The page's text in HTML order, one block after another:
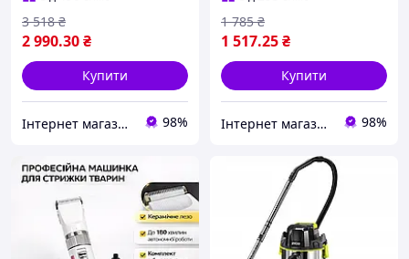
2 990.30₴
3 518 ₴
Купити
Інтернет магазин обладнання та інструменту "Чупі" 98%
824480
1 517.25₴
1 785 ₴
Купити
Інтернет магазин обладнання та інструменту "Чупі" 98%